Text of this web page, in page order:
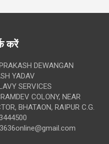
करें
DEWANGAN
YADAV
SERVICES
COLONY, NEAR
BHATAON, RAIPUR C.G.